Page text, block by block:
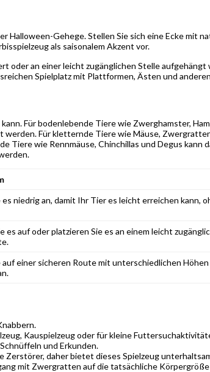
Halloween-Gehege. Stellen Sie sich eine Ecke mit
als saisonalem Akzent vor.
oder an einer leicht zugänglichen Stelle
Spielplatz mit Plattformen, Ästen und
Für bodenlebende Tiere wie Zwerghamster,
Für kletternde Tiere wie Mäuse,
wie Rennmäuse, Chinchillas und Degus kann
es niedrig an, damit Ihr Tier es leicht erreichen kann,
es auf oder platzieren Sie es an einem leicht
auf einer sicheren Route mit unterschiedlichen
Kauspielzeug oder für kleine
und Erkunden.
Zerstörer, daher bietet dieses Spielzeug
mit Zwergratten auf die tatsächliche